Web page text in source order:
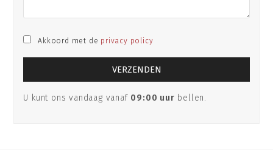
Akkoord met de privacy policy
U kunt ons vandaag vanaf 09:00 uur bellen.